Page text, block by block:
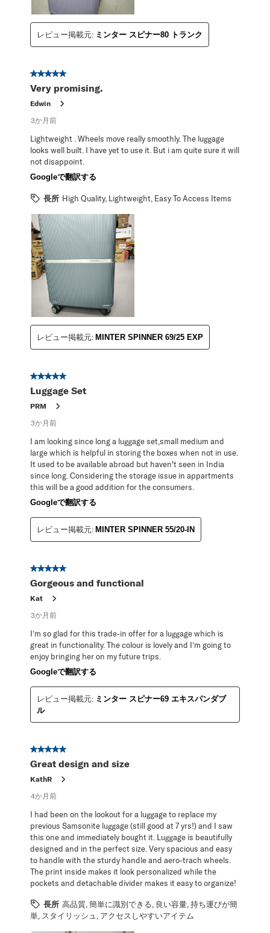
レビュー掲載元: ミンター スピナー80 トランク
星5／5個です。
Very promising.
Edwin
3か月前
Lightweight . Wheels move really smoothly. The luggage
looks well built. I have yet to use it. But i am quite sure it will
not disappoint.
Googleで翻訳する
長所 High Quality, Lightweight, Easy To Access Items
レビュー掲載元: MINTER SPINNER 69/25 EXP
星5／5個です。
Luggage Set
PRM
3か月前
I am looking since long a luggage set,small medium and
large which is helpful in storing the boxes when not in use.
It used to be available abroad but haven't seen in India
since long. Considering the storage issue in appartments
this will be a good addition for the consumers.
Googleで翻訳する
レビュー掲載元: MINTER SPINNER 55/20-IN
星5／5個です。
Gorgeous and functional
Kat
3か月前
I’m so glad for this trade-in offer for a luggage which is
great in functionality. The colour is lovely and I’m going to
enjoy bringing her on my future trips.
Googleで翻訳する
レビュー掲載元: ミンター スピナー69 エキスパンダブ
ル
星5／5個です。
Great design and size
KathR
4か月前
I had been on the lookout for a luggage to replace my
previous Samsonite luggage (still good at 7 yrs!) and I saw
this one and immediately bought it. Luggage is beautifully
designed and in the perfect size. Very spacious and easy
to handle with the sturdy handle and aero-trach wheels.
The print inside makes it look personalized while the
pockets and detachable divider makes it easy to organize!
長所 高品質, 簡単に識別できる, 良い容量, 持ち運びが簡
単, スタイリッシュ, アクセスしやすいアイテム